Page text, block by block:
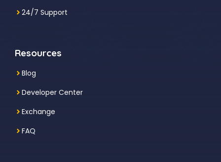
24/7 Support
Resources
Blog
Developer Center
Exchange
FAQ